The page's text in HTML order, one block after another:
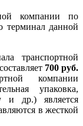
компании по
терминал данной
транспортной
700 руб.
компании
упаковка,
и др.) является
в жесткой